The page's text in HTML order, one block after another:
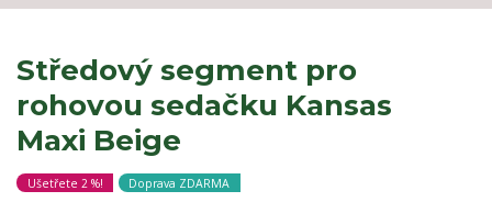
Středový segment pro
rohovou sedačku Kansas
Maxi Beige
Ušetřete 2 %! Doprava ZDARMA